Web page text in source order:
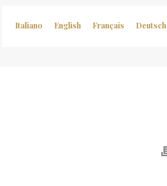
Italiano English Français Deutsch